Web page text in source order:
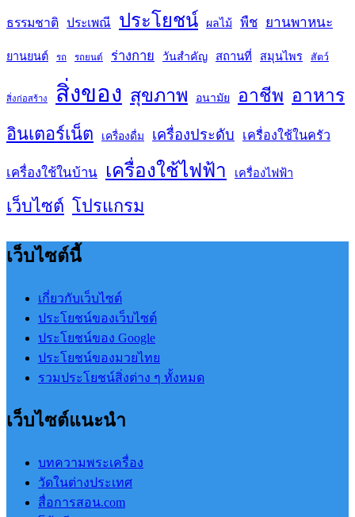
ธรรมชาติ ประเพณี ประโยชน์ ผลไม้ พืช ยานพาหนะ
ยานยนต์ รถ รถยนต์ ร่างกาย วันสำคัญ สถานที่ สมุนไพร สัตว์
สิ่งก่อสร้าง สิ่งของ สุขภาพ อนามัย อาชีพ อาหาร
อินเตอร์เน็ต เครื่องดื่ม เครื่องประดับ เครื่องใช้ในครัว
เครื่องใช้ในบ้าน เครื่องใช้ไฟฟ้า เครื่องไฟฟ้า
เว็บไซต์ โปรแกรม
เว็บไซต์นี้
เกี่ยวกับเว็บไซต์
ประโยชน์ของเว็บไซต์
ประโยชน์ของ Google
ประโยชน์ของมวยไทย
รวมประโยชน์สิ่งต่าง ๆ ทั้งหมด
เว็บไซต์แนะนำ
บทความพระเครื่อง
วัดในต่างประเทศ
สื่อการสอน.com